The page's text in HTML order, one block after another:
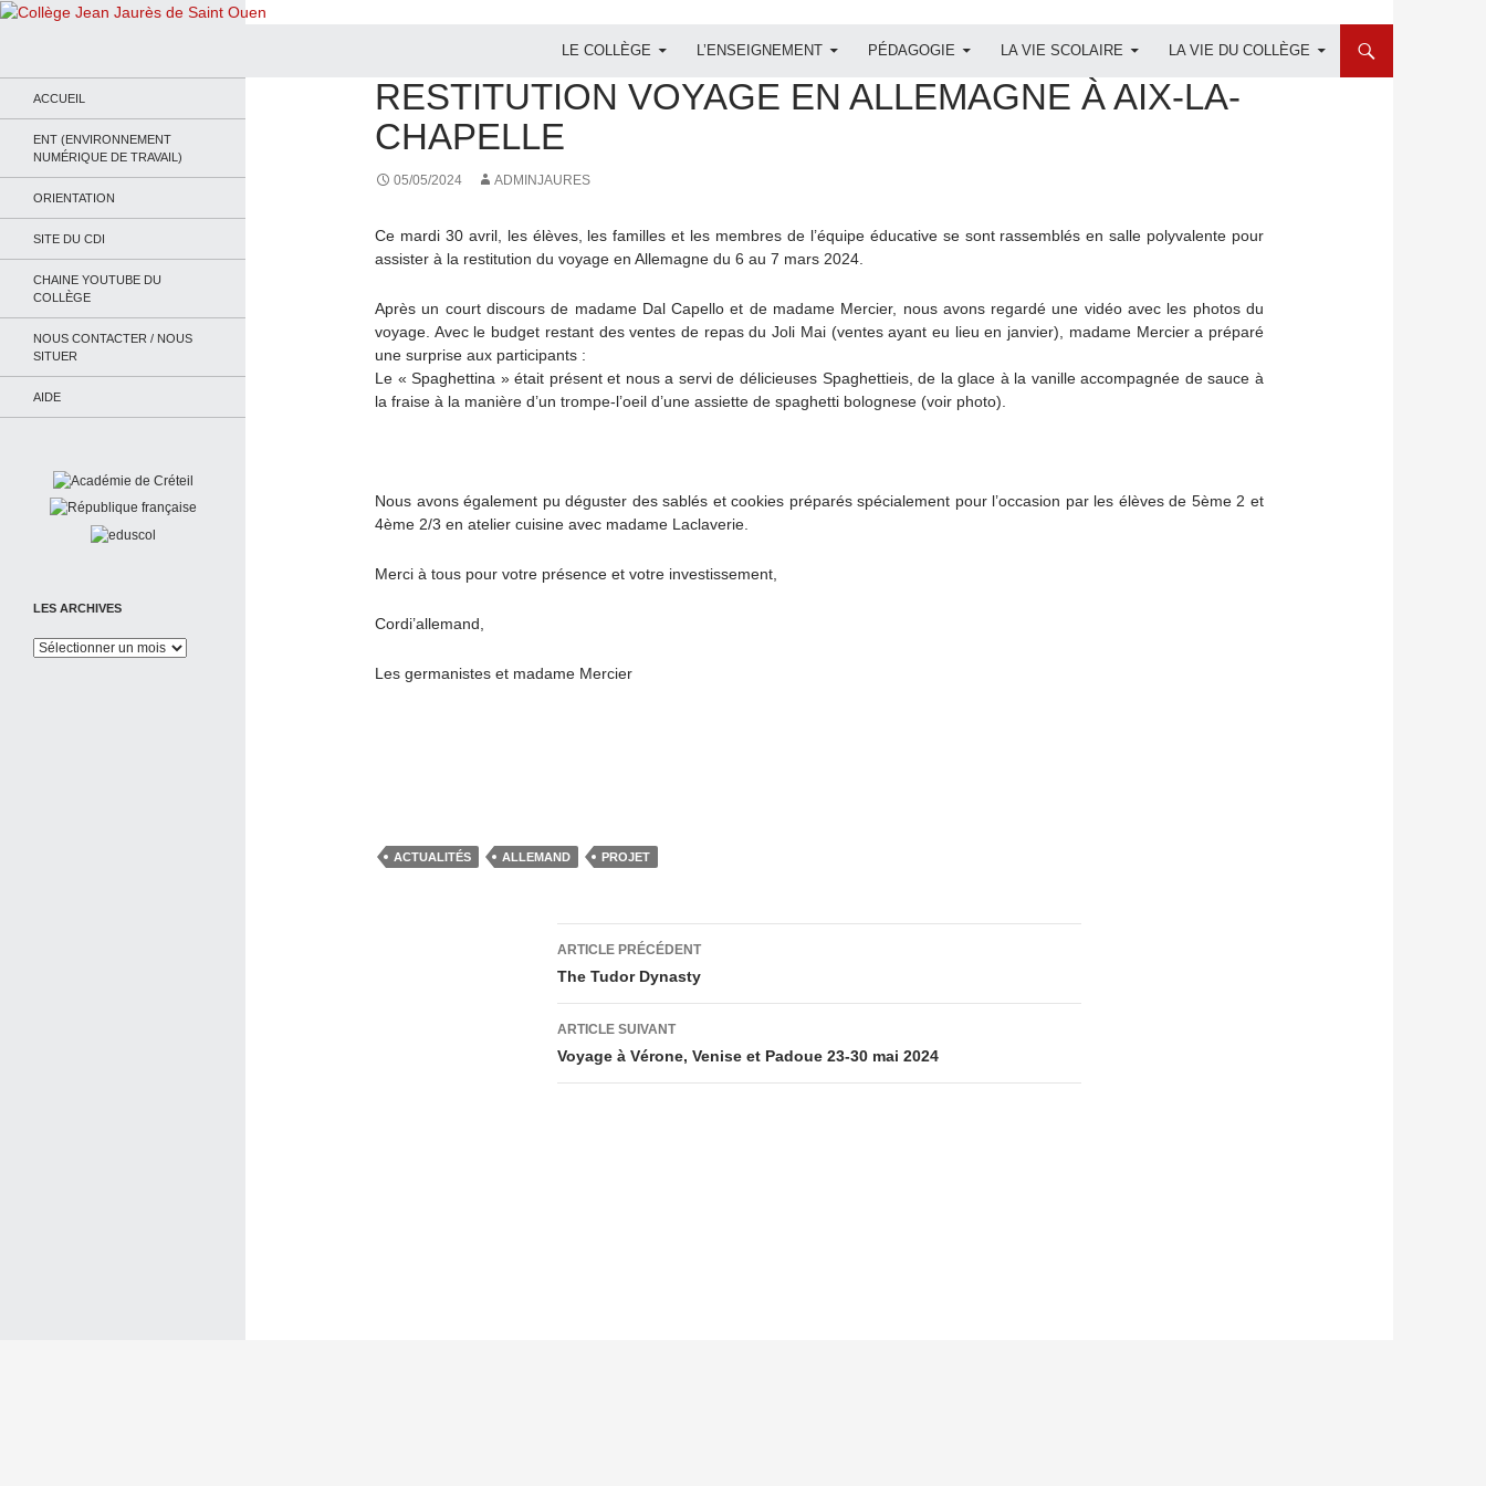
LE COLLÈGE L’ENSEIGNEMENT PÉDAGOGIE LA VIE SCOLAIRE LA VIE DU COLLÈGE
PROJET
RESTITUTION VOYAGE EN ALLEMAGNE À AIX-LA-
CHAPELLE
05/05/2024 ADMINJAURES
Ce mardi 30 avril, les élèves, les familles et les membres de l’équipe éducative se sont rassemblés en salle polyvalente pour
assister à la restitution du voyage en Allemagne du 6 au 7 mars 2024.
Après un court discours de madame Dal Capello et de madame Mercier, nous avons regardé une vidéo avec les photos du
voyage. Avec le budget restant des ventes de repas du Joli Mai (ventes ayant eu lieu en janvier), madame Mercier a préparé
une surprise aux participants :
Le « Spaghettina » était présent et nous a servi de délicieuses Spaghettieis, de la glace à la vanille accompagnée de sauce à
la fraise à la manière d’un trompe-l’oeil d’une assiette de spaghetti bolognese (voir photo).
Nous avons également pu déguster des sablés et cookies préparés spécialement pour l’occasion par les élèves de 5ème 2 et
4ème 2/3 en atelier cuisine avec madame Laclaverie.
Merci à tous pour votre présence et votre investissement,
Cordi’allemand,
Les germanistes et madame Mercier
ACTUALITÉS ALLEMAND PROJET
Navigation
des
articles
ARTICLE PRÉCÉDENT
The Tudor Dynasty
ARTICLE SUIVANT
Voyage à Vérone, Venise et Padoue 23-30 mai 2024
ACCUEIL
ENT (ENVIRONNEMENT
NUMÉRIQUE DE TRAVAIL)
ORIENTATION
SITE DU CDI
CHAINE YOUTUBE DU
COLLÈGE
NOUS CONTACTER / NOUS
SITUER
AIDE
LES ARCHIVES
Les